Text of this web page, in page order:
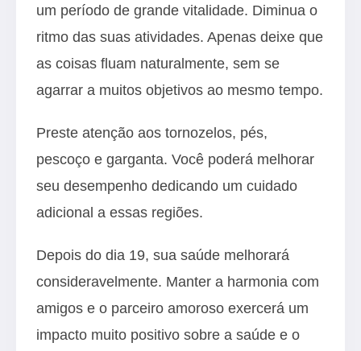
um período de grande vitalidade. Diminua o
ritmo das suas atividades. Apenas deixe que
as coisas fluam naturalmente, sem se
agarrar a muitos objetivos ao mesmo tempo.
Preste atenção aos tornozelos, pés,
pescoço e garganta. Você poderá melhorar
seu desempenho dedicando um cuidado
adicional a essas regiões.
Depois do dia 19, sua saúde melhorará
consideravelmente. Manter a harmonia com
amigos e o parceiro amoroso exercerá um
impacto muito positivo sobre a saúde e o